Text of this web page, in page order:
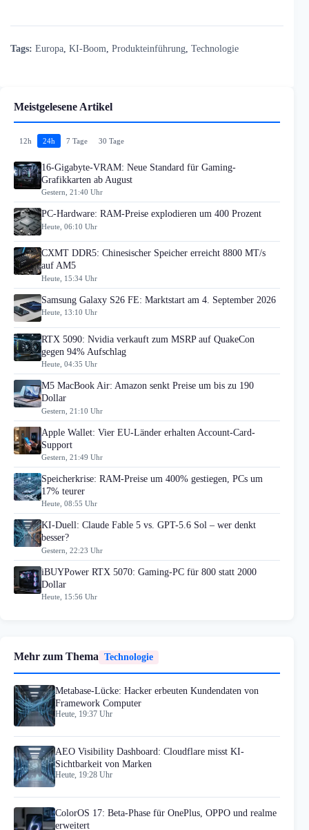
Tags: Europa KI-Boom Produkteinführung Technologie
Meistgelesene Artikel
12h 24h 7 Tage 30 Tage
16-Gigabyte-VRAM: Neue Standard für Gaming-
Grafikkarten ab August
Gestern, 21:40 Uhr
PC-Hardware: RAM-Preise explodieren um 400 Prozent
Heute, 06:10 Uhr
CXMT DDR5: Chinesischer Speicher erreicht 8800 MT/s
auf AM5
Heute, 15:34 Uhr
Samsung Galaxy S26 FE: Marktstart am 4. September 2026
Heute, 13:10 Uhr
RTX 5090: Nvidia verkauft zum MSRP auf QuakeCon
gegen 94% Aufschlag
Heute, 04:35 Uhr
M5 MacBook Air: Amazon senkt Preise um bis zu 190
Dollar
Gestern, 21:10 Uhr
Apple Wallet: Vier EU-Länder erhalten Account-Card-
Support
Gestern, 21:49 Uhr
Speicherkrise: RAM-Preise um 400% gestiegen, PCs um
17% teurer
Heute, 08:55 Uhr
KI-Duell: Claude Fable 5 vs. GPT-5.6 Sol – wer denkt
besser?
Gestern, 22:23 Uhr
iBUYPower RTX 5070: Gaming-PC für 800 statt 2000
Dollar
Heute, 15:56 Uhr
Mehr zum Thema Technologie
Metabase-Lücke: Hacker erbeuten Kundendaten von
Framework Computer
Heute, 19:37 Uhr
AEO Visibility Dashboard: Cloudflare misst KI-
Sichtbarkeit von Marken
Heute, 19:28 Uhr
ColorOS 17: Beta-Phase für OnePlus, OPPO und realme
erweitert